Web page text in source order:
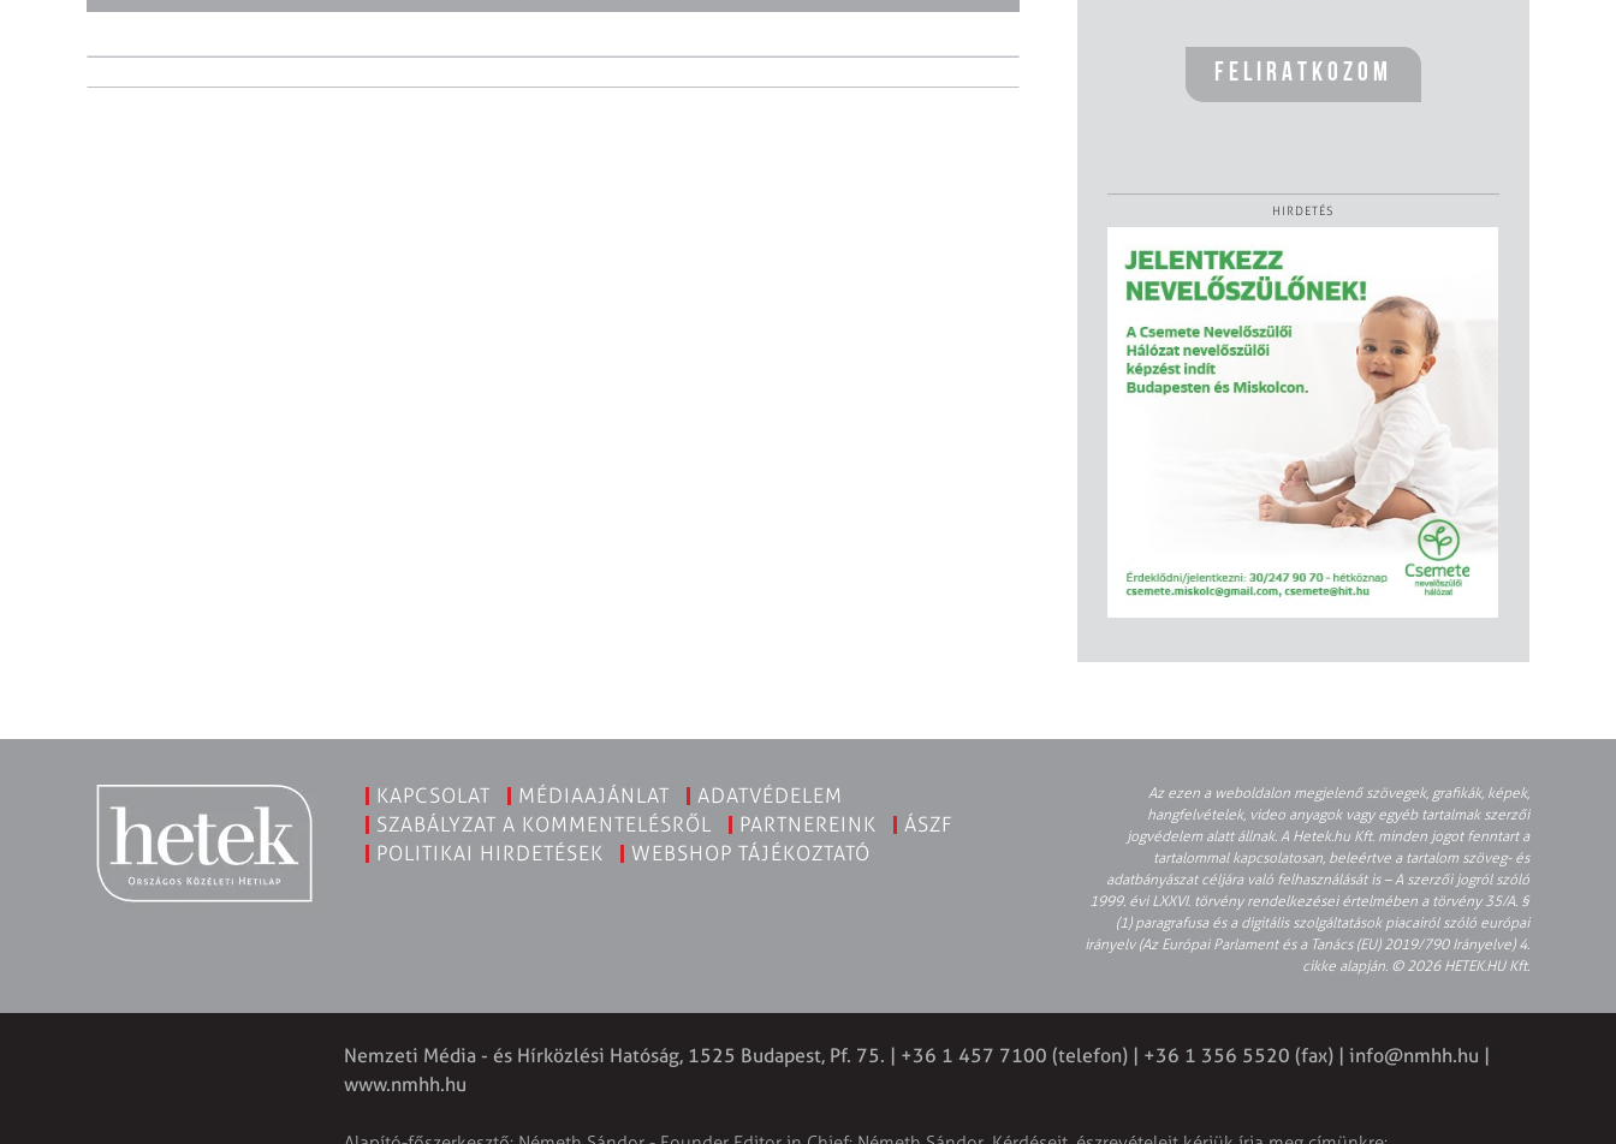
HIRDETÉS
KAPCSOLAT MÉDIAAJÁNLAT
ADATVÉDELEM
SZABÁLYZAT A KOMMENTELÉSRŐL
PARTNEREINK
ÁSZF
POLITIKAI HIRDETÉSEK
WEBSHOP TÁJÉKOZTATÓ
Az ezen a weboldalon megjelenő szövegek, grafikák, képek,
hangfelvételek, video anyagok vagy egyéb tartalmak szerzői
jogvédelem alatt állnak. A Hetek.hu Kft. minden jogot fenntart a
tartalommal kapcsolatosan, beleértve a tartalom szöveg- és
adatbányászat céljára való felhasználását is – A szerzői jogról szóló
1999. évi LXXVI. törvény rendelkezései értelmében a törvény 35/A. §
(1) paragrafusa és a digitális szolgáltatások piacairól szóló európai
irányelv (Az Európai Parlament és a Tanács (EU) 2019/790 Irányelve) 4.
cikke alapján. © 2026 HETEK.HU Kft.
Nemzeti Média - és Hírközlési Hatóság, 1525 Budapest, Pf. 75. | +36 1 457 7100 (telefon) | +36 1 356 5520 (fax) | info@nmhh.hu
www.nmhh.hu